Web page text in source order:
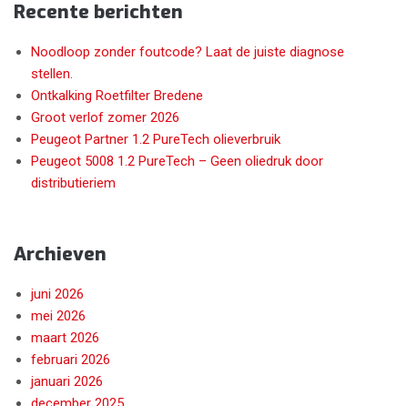
Recente berichten
Noodloop zonder foutcode? Laat de juiste diagnose
stellen.
Ontkalking Roetfilter Bredene
Groot verlof zomer 2026
Peugeot Partner 1.2 PureTech olieverbruik
Peugeot 5008 1.2 PureTech – Geen oliedruk door
distributieriem
Archieven
juni 2026
mei 2026
maart 2026
februari 2026
januari 2026